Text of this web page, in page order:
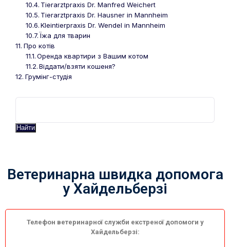
Tierarztpraxis Dr. Manfred Weichert
Tierarztpraxis Dr. Hausner in Mannheim
Kleintierpraxis Dr. Wendel in Mannheim
Їжа для тварин
Про котів
Оренда квартири з Вашим котом
Віддати/взяти кошеня?
Грумінг-студія
Найти
Ветеринарна швидка допомога
у Хайдельберзі
Телефон ветеринарної служби екстреної допомоги у
Хайдельберзі: